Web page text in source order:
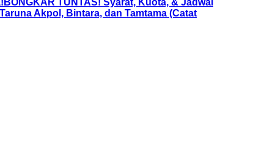
BONGKAR TUNTAS! Syarat, Kuota, & Jadwal
Akpol, Bintara, dan Tamtama (Catat